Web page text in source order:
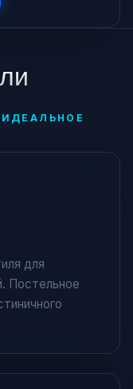
для
Постельное